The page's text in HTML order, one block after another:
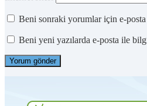
Beni sonraki yorumlar için e-
Beni yeni yazılarda e-posta ile